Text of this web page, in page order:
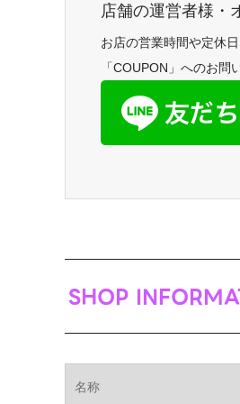
店舗の運営者様・
お店の営業時間や定休
「COUPON」へのお問
SHOP
名称